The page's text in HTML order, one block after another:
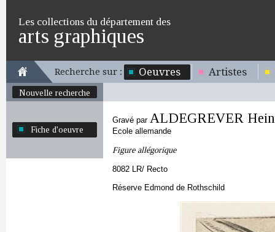
Les collections du département des
arts graphiques
Recherche sur : Oeuvres Artistes
Nouvelle recherche
Fiche d'oeuvre
Gravé par ALDEGREVER
Ecole allemande
Figure allégorique
8082 LR/ Recto
Réserve Edmond de Rothschild